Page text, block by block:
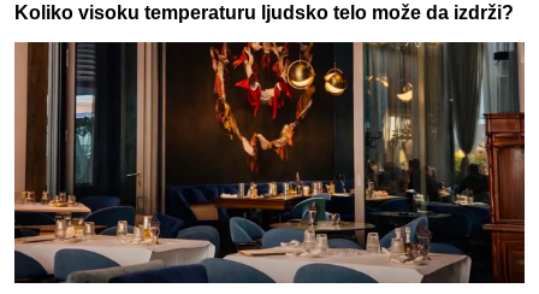
Koliko visoku temperaturu ljudsko telo može da izdrži?